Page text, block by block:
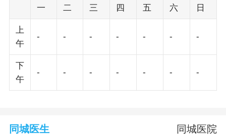
一
二
三
四
五
六
日
上
午
- - - - - - -
下
午
- - - - - - -
同城医生 同城医院